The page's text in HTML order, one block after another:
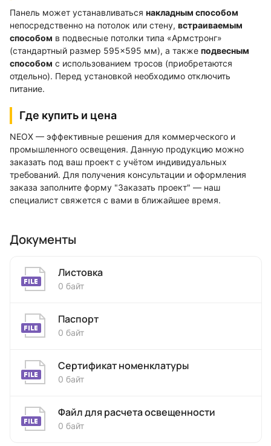
Панель может устанавливаться накладным способом
непосредственно на потолок или стену, встраиваемым
способом в подвесные потолки типа «Армстронг»
(стандартный размер 595×595 мм), а также подвесным
способом с использованием тросов (приобретаются
отдельно). Перед установкой необходимо отключить
питание.
Где купить и цена
NEOX — эффективные решения для коммерческого и
промышленного освещения. Данную продукцию можно
заказать под ваш проект с учётом индивидуальных
требований. Для получения консультации и оформления
заказа заполните форму "Заказать проект" — наш
специалист свяжется с вами в ближайшее время.
Документы
Листовка
0 байт
Паспорт
0 байт
Сертификат номенклатуры
0 байт
Файл для расчета освещенности
0 байт